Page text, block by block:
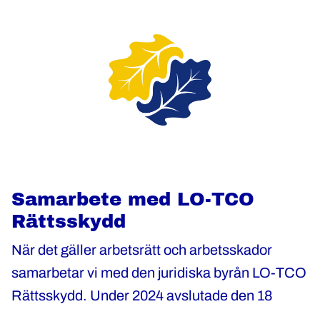
Samarbete med LO-TCO
Rättsskydd
När det gäller arbetsrätt och arbetsskador
samarbetar vi med den juridiska byrån LO-TCO
Rättsskydd. Under 2024 avslutade den 18